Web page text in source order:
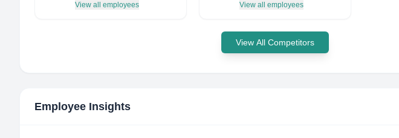
View all employees View all employees
View All Competitors
Employee Insights